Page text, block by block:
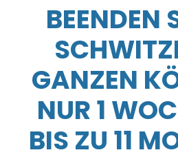
BEENDEN
GANZEN
NUR 1
BIS ZU 11